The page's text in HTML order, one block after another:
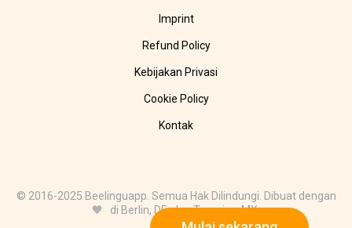
Imprint
Refund Policy
Kebijakan Privasi
Cookie Policy
Kontak
© 2016-2025 Beelinguapp. Semua Hak Dilindungi. Dibuat dengan
🧡 di Berlin, DE, dan Tampico, MX.